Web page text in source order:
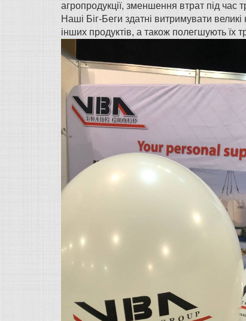
агропродукції, зменшення втрат під час
Наші Біг-Беги здатні витримувати
інших продуктів, а також полегшують їх